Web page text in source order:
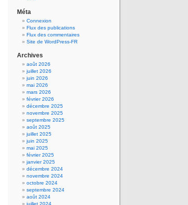
Méta
Connexion
Flux des publications
Flux des commentaires
Site de WordPress-FR
Archives
août 2026
juillet 2026
juin 2026
mai 2026
mars 2026
février 2026
décembre 2025
novembre 2025
septembre 2025
août 2025
juillet 2025
juin 2025
mai 2025
février 2025
janvier 2025
décembre 2024
novembre 2024
octobre 2024
septembre 2024
août 2024
juillet 2024